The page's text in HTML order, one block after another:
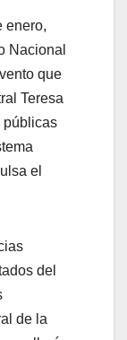
enero,
Nacional
que
Teresa
públicas
el
del
de la